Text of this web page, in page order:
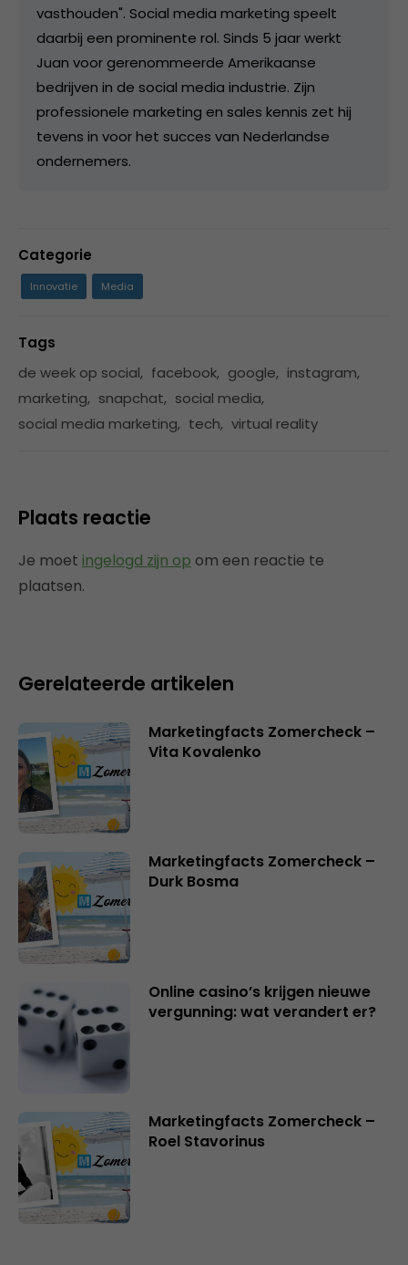
vasthouden". Social media marketing speelt
daarbij een prominente rol. Sinds 5 jaar werkt
Juan voor gerenommeerde Amerikaanse
bedrijven in de social media industrie. Zijn
professionele marketing en sales kennis zet hij
tevens in voor het succes van Nederlandse
ondernemers.
Categorie
Innovatie Media
Tags
de week op social, facebook, google, instagram,
marketing, snapchat, social media,
social media marketing, tech, virtual reality
Plaats reactie
Je moet ingelogd zijn op om een reactie te
plaatsen.
Gerelateerde artikelen
Marketingfacts Zomercheck –
Vita Kovalenko
Marketingfacts Zomercheck –
Durk Bosma
Online casino’s krijgen nieuwe
vergunning: wat verandert er?
Marketingfacts Zomercheck –
Roel Stavorinus